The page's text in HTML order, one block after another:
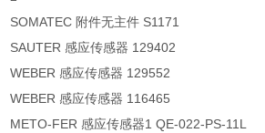
SOMATEC 附件无主件 S1171
SAUTER 感应传感器 129402
WEBER 感应传感器 129552
WEBER 感应传感器 116465
METO-FER 感应传感器1 QE-022-PS-11L